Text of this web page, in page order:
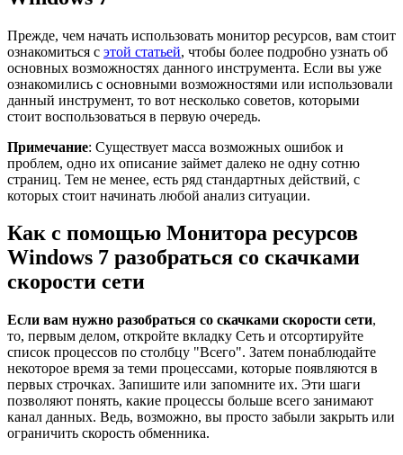
Прежде, чем начать использовать монитор ресурсов, вам стоит
ознакомиться с этой статьей, чтобы более подробно узнать об
основных возможностях данного инструмента. Если вы уже
ознакомились с основными возможностями или использовали
данный инструмент, то вот несколько советов, которыми
стоит воспользоваться в первую очередь.
Примечание: Существует масса возможных ошибок и
проблем, одно их описание займет далеко не одну сотню
страниц. Тем не менее, есть ряд стандартных действий, с
которых стоит начинать любой анализ ситуации.
Как с помощью Монитора ресурсов
Windows 7 разобраться со скачками
скорости сети
Если вам нужно разобраться со скачками скорости сети,
то, первым делом, откройте вкладку Сеть и отсортируйте
список процессов по столбцу "Всего". Затем понаблюдайте
некоторое время за теми процессами, которые появляются в
первых строчках. Запишите или запомните их. Эти шаги
позволяют понять, какие процессы больше всего занимают
канал данных. Ведь, возможно, вы просто забыли закрыть или
ограничить скорость обменника.